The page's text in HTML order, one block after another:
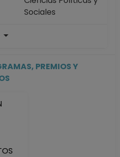
Sociales
Facultad de
PREMIOS Y